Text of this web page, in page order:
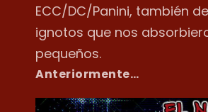
ECC/DC/Panini, también
ignotos que nos
pequeños.
Anteriormente…